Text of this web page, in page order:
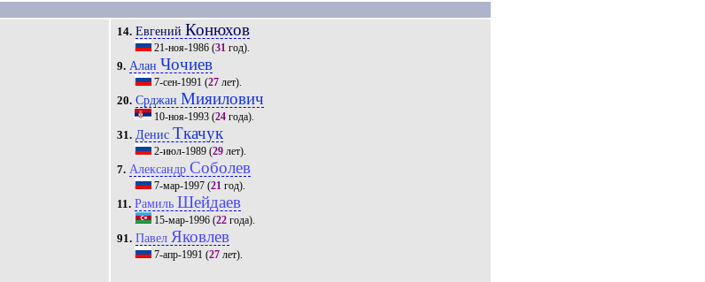
14. Евгений Конюхов
21-ноя-1986 (31 год).
9. Алан Чочиев
7-сен-1991 (27 лет).
20. Срджан Мияилович
10-ноя-1993 (24 года).
31. ДенисТкачук
2-июл-1989 (29 лет).
7. АлександрСоболев
7-мар-1997 (21 год).
11. Рамиль Шейдаев
15-мар-1996 (22 года).
91. Павел Яковлев
7-апр-1991 (27 лет).